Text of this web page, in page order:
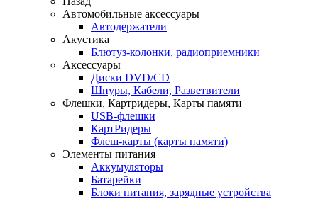
Автомобильные аксессуары
Автодержатели
Акустика
Блютуз-колонки, радиоприемники
Аксессуары
Диски DVD/CD
Шнуры, Кабели, Разветвители
Флешки, Картридеры, Карты памяти
USB-флешки
КартРидеры
Флеш-карты (карты памяти)
Элементы питания
Аккумуляторы
Батарейки
Блоки питания, зарядные устройства